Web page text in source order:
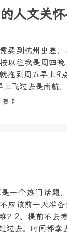
的人文关
要到杭州出差
以往我是周四
拖到周五早上9
上飞过去是南航
贺卡
一个热门话题
应该前一天准
？2、提前不去
过去。时间都